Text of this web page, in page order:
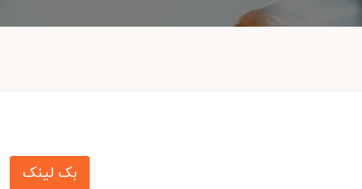
بک لینک